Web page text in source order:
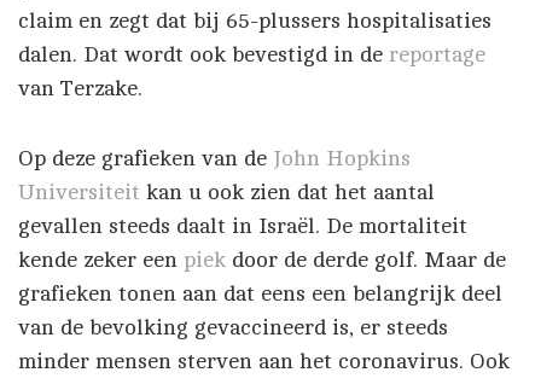
claim en zegt dat bij 65-plussers hospitalisaties
dalen. Dat wordt ook bevestigd in de reportage
van Terzake.
Op deze grafieken van de John Hopkins
Universiteit kan u ook zien dat het aantal
gevallen steeds daalt in Israël. De mortaliteit
kende zeker een piek door de derde golf. Maar de
grafieken tonen aan dat eens een belangrijk deel
van de bevolking gevaccineerd is, er steeds
minder mensen sterven aan het coronavirus. Ook